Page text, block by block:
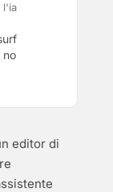
l'ia
no
editor di